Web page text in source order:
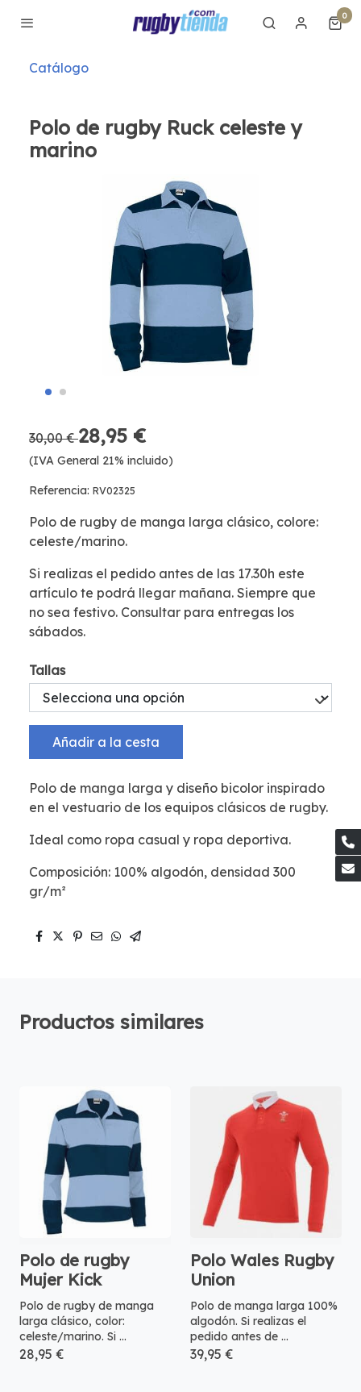
0
Catálogo
Polo de rugby Ruck celeste y
marino
30,00 €28,95 €
(IVA General 21% incluido)
Referencia: RV02325
Polo de rugby de manga larga clásico, colore:
celeste/marino.
Si realizas el pedido antes de las 17.30h este
artículo te podrá llegar mañana. Siempre que
no sea festivo. Consultar para entregas los
sábados.
Tallas
Añadir a la cesta
Polo de manga larga y diseño bicolor inspirado
en el vestuario de los equipos clásicos de rugby.
Ideal como ropa casual y ropa deportiva.
Composición: 100% algodón, densidad 300
gr/m²
Productos similares
Polo de rugby
Mujer Kick
Polo de rugby de manga
larga clásico, color:
celeste/marino. Si ...
28,95 €
Polo Wales Rugby
Union
Polo de manga larga 100%
algodón. Si realizas el
pedido antes de ...
39,95 €